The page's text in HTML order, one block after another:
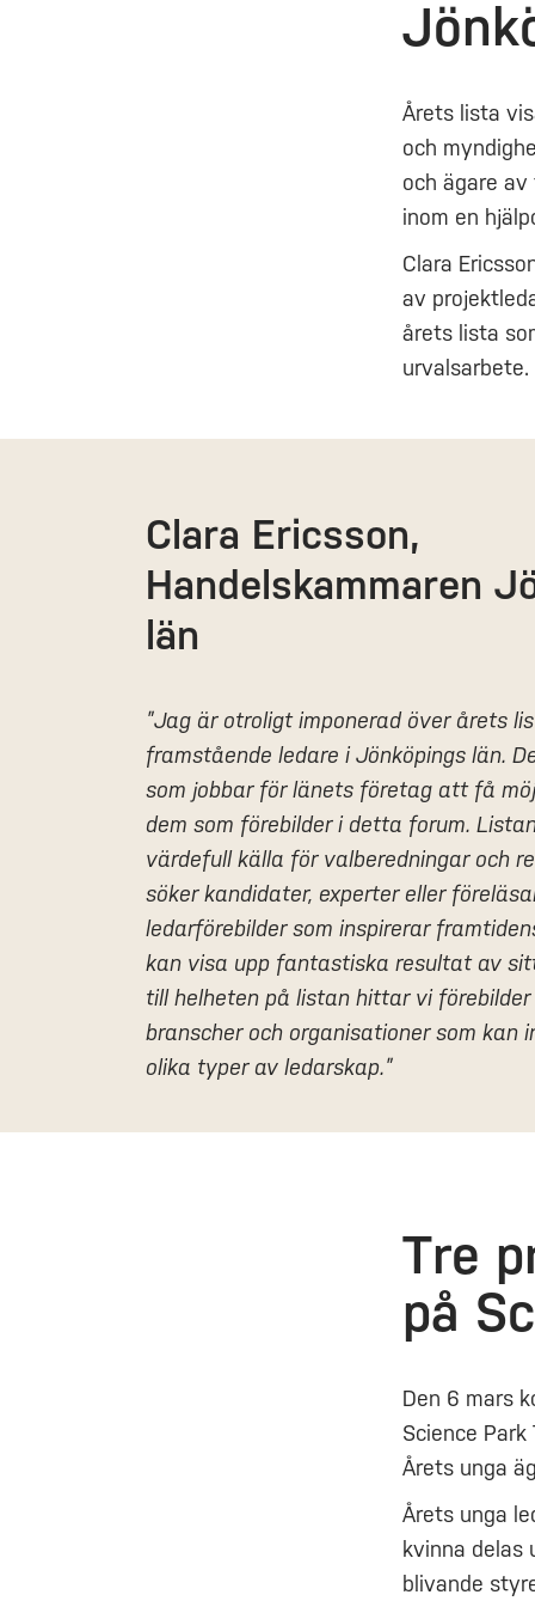
Årets lista
och
och ägare
inom en
Clara
av
årets lista
urvalsarbete.
Clara Ericsson,
Handelskammaren
län
”Jag är otroligt imponerad över årets
framstående ledare i Jönköpings län.
som jobbar för länets företag att få
dem som förebilder i detta forum.
värdefull källa för valberedningar och
söker kandidater, experter eller
ledarförebilder som inspirerar
kan visa upp fantastiska resultat av
till helheten på listan hittar vi förebilder
branscher och organisationer som kan
olika typer av ledarskap.”
Tre
på
Den 6 mars
Science
Årets unga
Årets unga
kvinna
blivande